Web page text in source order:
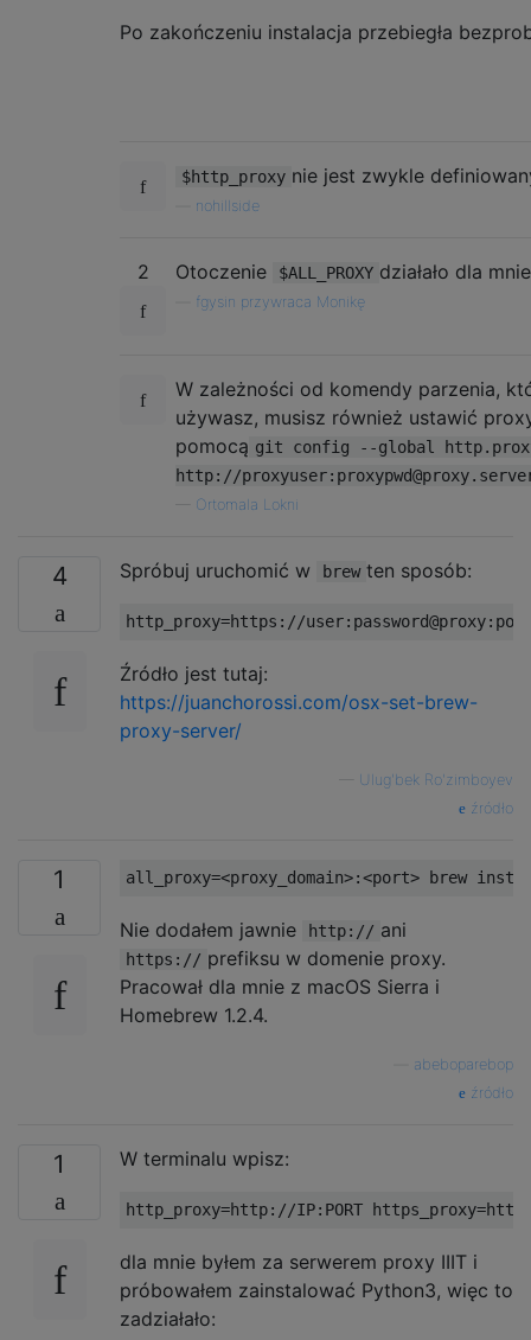
Po zakończeniu instalacja przebiegła
$http_proxy nie jest zwykle
nohillside
2 Otoczenie $ALL_PROXY działało dla
fgysin przywraca Monikę
W zależności od komendy parzenia,
używasz, musisz również ustawić
pomocą git config --global
http://
Ortomala Lokni
4 Spróbuj uruchomić w brew ten sposób:
Źródło jest tutaj:
https://juanchorossi.com/osx-set-brew-
proxy-server/
Ulug'bek Ro'zimboyev
źródło
1
Nie dodałem jawnie http:// ani
https:// prefiksu w domenie proxy.
Pracował dla mnie z macOS Sierra i
Homebrew 1.2.4.
abeboparebop
źródło
1 W terminalu wpisz:
dla mnie byłem za serwerem proxy IIIT i
próbowałem zainstalować Python3, więc to
zadziałało: